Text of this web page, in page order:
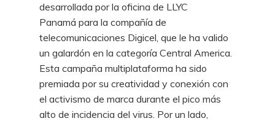
desarrollada por la oficina de LLYC
Panamá para la compañía de
telecomunicaciones Digicel, que le ha valido
un galardón en la categoría Central America.
Esta campaña multiplataforma ha sido
premiada por su creatividad y conexión con
el activismo de marca durante el pico más
alto de incidencia del virus. Por un lado,